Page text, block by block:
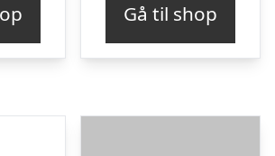
Gå til shop